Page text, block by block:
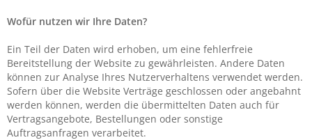
Wofür nutzen wir Ihre Daten?
Ein Teil der Daten wird erhoben, um eine fehlerfreie
Bereitstellung der Website zu gewährleisten. Andere Daten
können zur Analyse Ihres Nutzerverhaltens verwendet werden.
Sofern über die Website Verträge geschlossen oder angebahnt
werden können, werden die übermittelten Daten auch für
Vertragsangebote, Bestellungen oder sonstige
Auftragsanfragen verarbeitet.